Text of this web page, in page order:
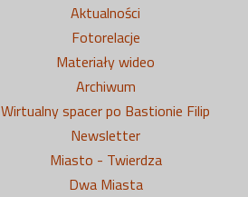
Aktualności
Fotorelacje
Materiały wideo
Archiwum
Wirtualny spacer po Bastionie Filip
Newsletter
Miasto - Twierdza
Dwa Miasta